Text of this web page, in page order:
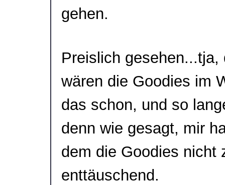
gehen.
Preislich
wären die Goodies im
das schon, und so
denn wie gesagt, mir
dem die Goodies nicht
enttäuschend.